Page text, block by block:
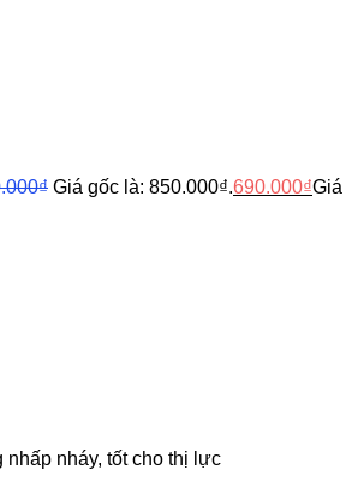
₫ Giá gốc là: 850.000₫.690.000₫Giá
nhấp nháy, tốt cho thị lực